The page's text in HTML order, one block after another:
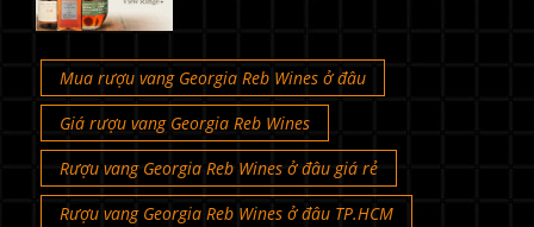
Mua rượu vang Georgia Reb Wines ở đâu
Giá rượu vang Georgia Reb Wines
Rượu vang Georgia Reb Wines ở đâu giá rẻ
Rượu vang Georgia Reb Wines ở đâu TP.HCM